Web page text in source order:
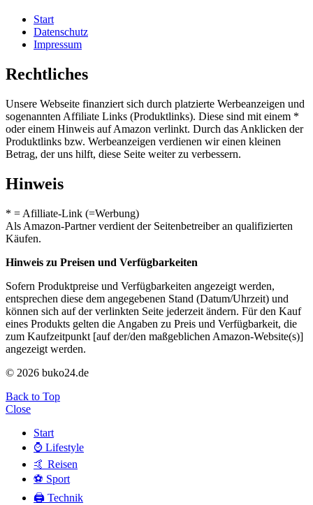
Start
Datenschutz
Impressum
Rechtliches
Unsere Webseite finanziert sich durch platzierte Werbeanzeigen und
sogenannten Affiliate Links (Produktlinks). Diese sind mit einem *
oder einem Hinweis auf Amazon verlinkt. Durch das Anklicken der
Produktlinks bzw. Werbeanzeigen verdienen wir einen kleinen
Betrag, der uns hilft, diese Seite weiter zu verbessern.
Hinweis
* = Afilliate-Link (=Werbung)
Als Amazon-Partner verdient der Seitenbetreiber an qualifizierten
Käufen.
Hinweis zu Preisen und Verfügbarkeiten
Sofern Produktpreise und Verfügbarkeiten angezeigt werden,
entsprechen diese dem angegebenen Stand (Datum/Uhrzeit) und
können sich auf der verlinkten Seite jederzeit ändern. Für den Kauf
eines Produkts gelten die Angaben zu Preis und Verfügbarkeit, die
zum Kaufzeitpunkt [auf der/den maßgeblichen Amazon-Website(s)]
angezeigt werden.
© 2026 buko24.de
Back to Top
Close
Start
⌚️ Lifestyle
🤙 Reisen
⚽️ Sport
🖨️ Technik